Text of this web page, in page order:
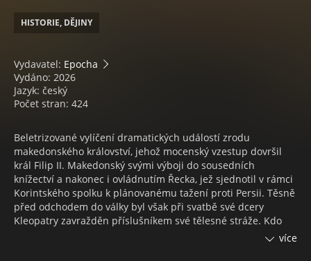
HISTORIE, DĚJINY
Vydavatel: Epocha
Vydáno: 2026
Jazyk: český
Počet stran: 424
Beletrizované vylíčení dramatických událostí zrodu
makedonského království, jehož mocenský vzestup dovršil
král Filip II. Makedonský svými výboji do sousedních
knížectví a nakonec i ovládnutím Řecka, jež sjednotil v rámci
Korintského spolku k plánovanému tažení proti Persii. Těsně
před odchodem do války byl však při svatbě své dcery
Kleopatry zavražděn příslušníkem své tělesné stráže. Kdo
stál za tímto atentátem není dodnes spolehlivě objasněno.více